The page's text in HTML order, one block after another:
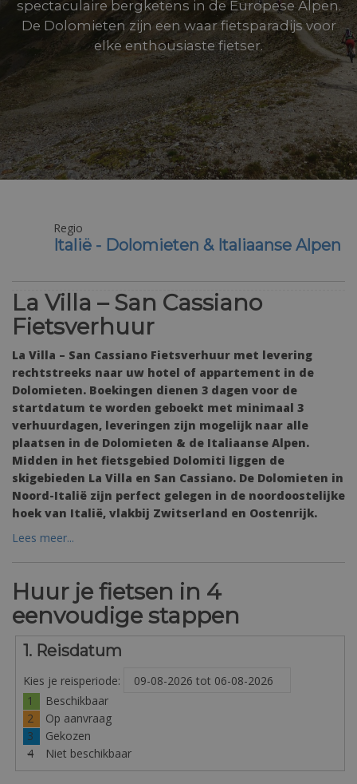
spectaculaire bergketens in de Europese Alpen.
De Dolomieten zijn een waar fietsparadijs voor
elke enthousiaste fietser.
Regio
Italië - Dolomieten & Italiaanse Alpen
La Villa – San Cassiano
Fietsverhuur
La Villa – San Cassiano Fietsverhuur met levering
rechtstreeks naar uw hotel of appartement in de
Dolomieten. Boekingen dienen 3 dagen voor de
startdatum te worden geboekt met minimaal 3
verhuurdagen, leveringen zijn mogelijk naar alle
plaatsen in de Dolomieten & de Italiaanse Alpen.
Midden in het fietsgebied Dolomiti liggen de
skigebieden La Villa en San Cassiano. De Dolomieten in
Noord-Italië zijn perfect gelegen in de noordoostelijke
hoek van Italië, vlakbij Zwitserland en Oostenrijk.
Lees meer...
Huur je fietsen in 4
eenvoudige stappen
1. Reisdatum
Kies je reisperiode:
1
Beschikbaar
2
Op aanvraag
3
Gekozen
4
Niet beschikbaar